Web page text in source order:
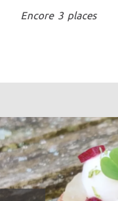
Encore 3 places